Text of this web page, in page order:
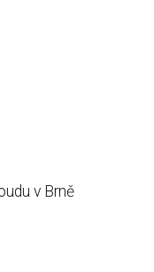
v Brně